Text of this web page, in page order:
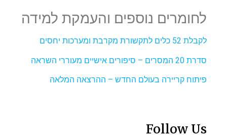
לחומרים נוספים והעמקת למידה
לקבלת 52 כלים לתקשורת מקרבת ומערכות יחסים
סדרת 20 המסרים – סיפורים אישיים מעוררי השראה
פיתוח קריירה בעולם החדש – ההרצאה המלאה
Follow Us